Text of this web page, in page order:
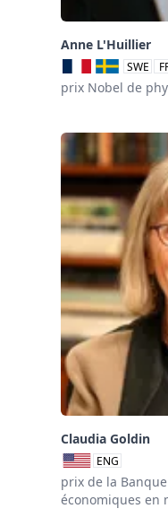
Anne L'Huillier
SWE
prix Nobel de
Claudia Goldin
ENG
prix de la
économiques en